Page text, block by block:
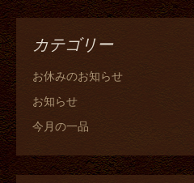
カテゴリー
お休みのお知らせ
お知らせ
今月の一品